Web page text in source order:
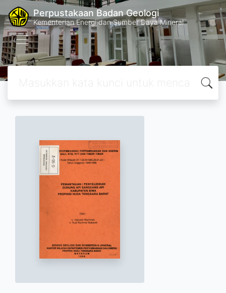
Perpustakaan Badan Geologi
Kementerian Energi dan Sumber Daya Mineral